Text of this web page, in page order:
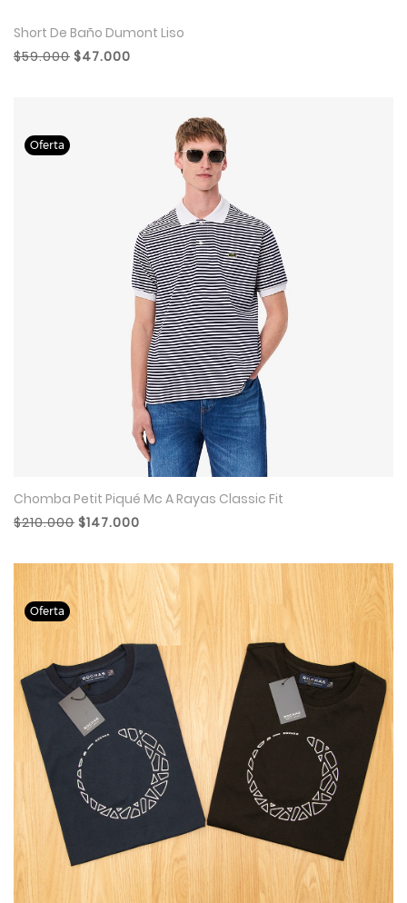
Short De Baño Dumont Liso
$59.000 $47.000
Chomba Petit Piqué Mc A Rayas Classic Fit
$210.000 $147.000